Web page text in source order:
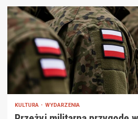
KULTURA WYDARZENIA